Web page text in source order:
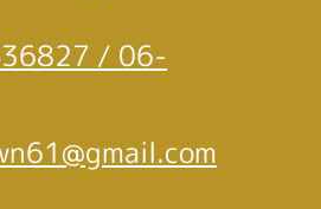
/ 06-